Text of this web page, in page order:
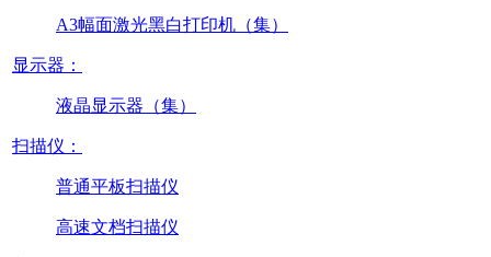
A3幅面激光黑白打印机（集）
显示器：
液晶显示器（集）
扫描仪：
普通平板扫描仪
高速文档扫描仪